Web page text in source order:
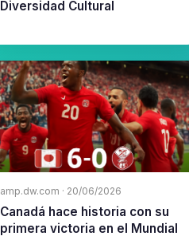
Diversidad Cultural
amp.dw.com · 20/06/2026
Canadá hace historia con su
primera victoria en el Mundial